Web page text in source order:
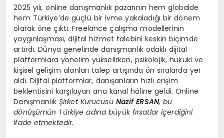
2025 yılı, online danışmanlık pazarının hem globalde
hem Türkiye’de güçlü bir ivme yakaladığı bir dönem
olarak öne çıktı. Freelance çalışma modellerinin
yaygınlaşması, dijital hizmet talebini keskin biçimde
artırdı. Dünya genelinde danışmanlık odaklı dijital
platformlara yönelim yükselirken, psikolojik, hukuki ve
kişisel gelişim alanları talep artışında ön sıralarda yer
aldı. Dijital platformlar, danışanların hızlı erişim
beklentisini karşılayan ana kanal hâline geldi. Online
Danışmanlık Şirket Kurucusu Nazif ERSAN, bu
dönüşümün Türkiye adına büyük fırsatlar içerdiğini
ifade etmektedir.